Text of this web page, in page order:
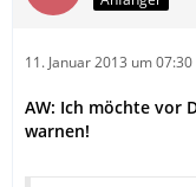
11. Januar 2013 um 07:30
AW: Ich möchte vor
warnen!